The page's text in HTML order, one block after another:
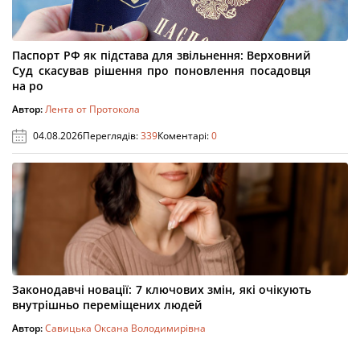
Паспорт РФ як підстава для звільнення: Верховний
Суд скасував рішення про поновлення посадовця
на ро
Автор:Лента от Протокола
04.08.2026Переглядів:339Коментарі:0
Законодавчі новації: 7 ключових змін, які очікують
внутрішньо переміщених людей
Автор:Савицька Оксана Володимирівна